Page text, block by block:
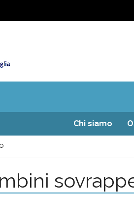
Chi siamo